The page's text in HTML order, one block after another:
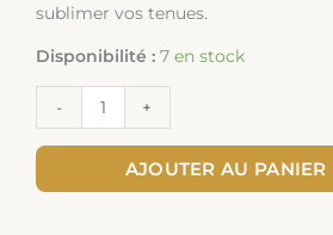
sublimer vos tenues.
Disponibilité : 7 en stock
- +
AJOUTER AU PANIER